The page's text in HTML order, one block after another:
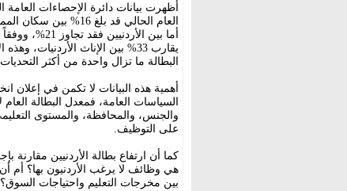
أظهرت بيانات دائرة الإحصاءات العامة
العام الحالي قد بلغ 16% بين سكان المملكة ( أردنيين وغير أردنيين).
يقارب 33% بين الإناث
البطالة ما تزال واحدة من أكثر
أهمية هذه البيانات لا تكمن في إعلان
السياسات العامة، فمعدل البطالة
والجنس، والمحافظة، والمستوى
على التوظيف.
كما أن ارتفاع بطالة الأردنيين
هي وظائف لا يرغب الأردنيون بها؟ أم
بين مخرجات التعليم واحتياجات السوق؟.